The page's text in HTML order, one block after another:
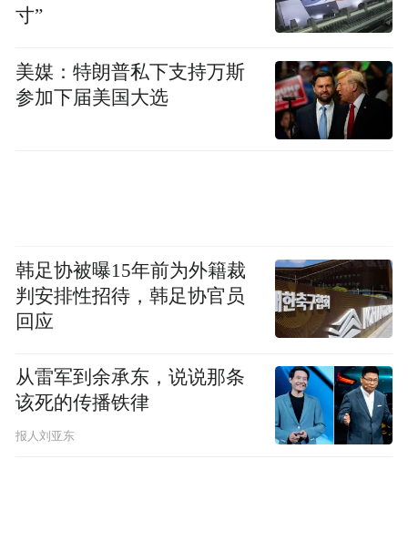
寸”
美媒：特朗普私下支持万斯
参加下届美国大选
韩足协被曝15年前为外籍裁
判安排性招待，韩足协官员
回应
从雷军到余承东，说说那条
该死的传播铁律
报人刘亚东